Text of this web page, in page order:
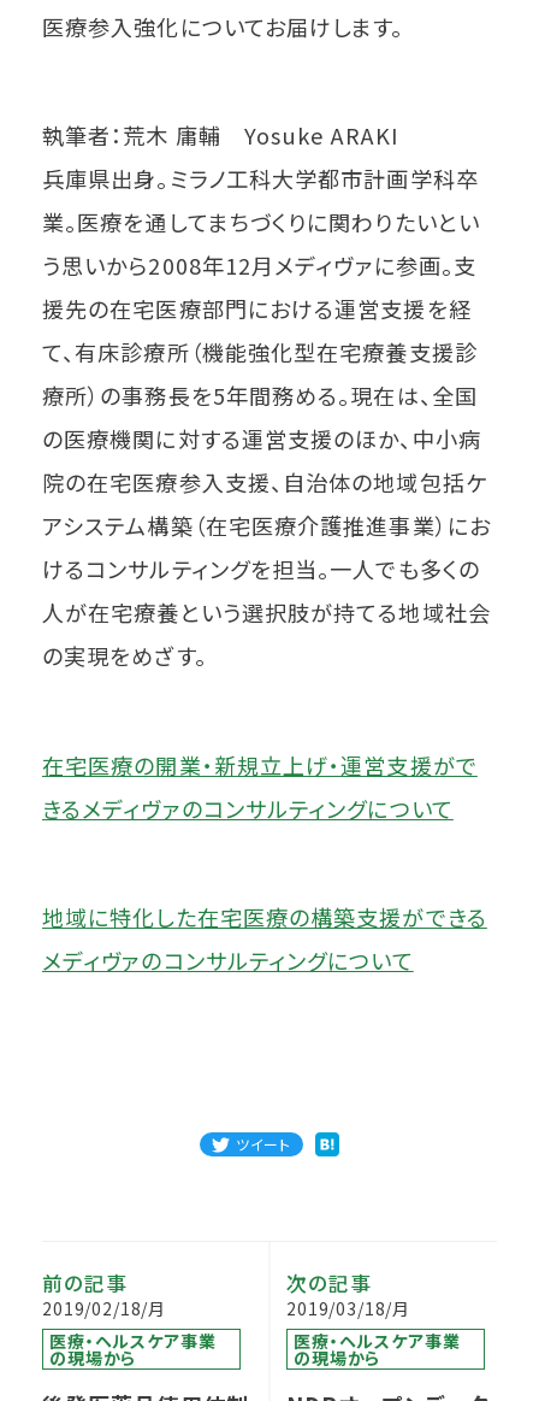
医療参入強化についてお届けします。
執筆者：荒木 庸輔 Yosuke ARAKI
兵庫県出身。ミラノ工科大学都市計画学科卒
業。医療を通してまちづくりに関わりたいとい
う思いから2008年12月メディヴァに参画。支
援先の在宅医療部門における運営支援を経
て、有床診療所（機能強化型在宅療養支援診
療所）の事務長を5年間務める。現在は、全国
の医療機関に対する運営支援のほか、中小病
院の在宅医療参入支援、自治体の地域包括ケ
アシステム構築（在宅医療介護推進事業）にお
けるコンサルティングを担当。一人でも多くの
人が在宅療養という選択肢が持てる地域社会
の実現をめざす。
在宅医療の開業・新規立上げ・運営支援がで
きるメディヴァのコンサルティングについて
地域に特化した在宅医療の構築支援ができる
メディヴァのコンサルティングについて
ツイート
前の記事
2019/02/18/月
医療・ヘルスケア事業
の現場から
次の記事
2019/03/18/月
医療・ヘルスケア事業
の現場から